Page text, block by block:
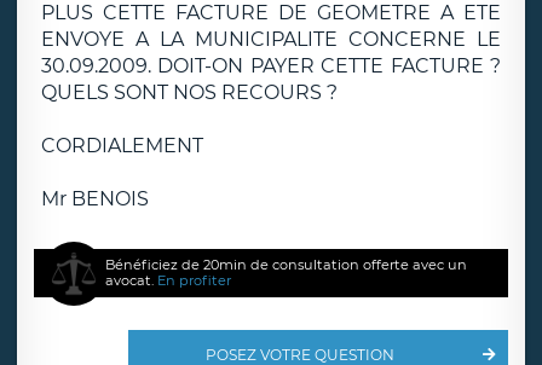
PLUS CETTE FACTURE DE GEOMETRE A ETE
ENVOYE A LA MUNICIPALITE CONCERNE LE
30.09.2009. DOIT-ON PAYER CETTE FACTURE ?
QUELS SONT NOS RECOURS ?
CORDIALEMENT
Mr BENOIS
Bénéficiez de 20min de consultation offerte avec un
avocat. En profiter
POSEZ VOTRE QUESTION